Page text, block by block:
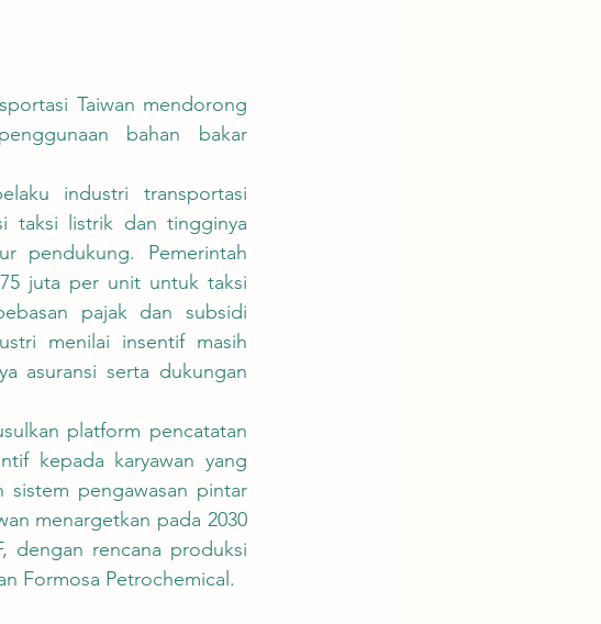
bahan bakar
taksi listrik dan tingginya
pendukung. Pemerintah
juta per unit untuk taksi
pajak dan subsidi
menilai insentif masih
asuransi serta dukungan
kepada karyawan yang
sistem pengawasan pintar
menargetkan pada 2030
dengan rencana produksi
Formosa Petrochemical.